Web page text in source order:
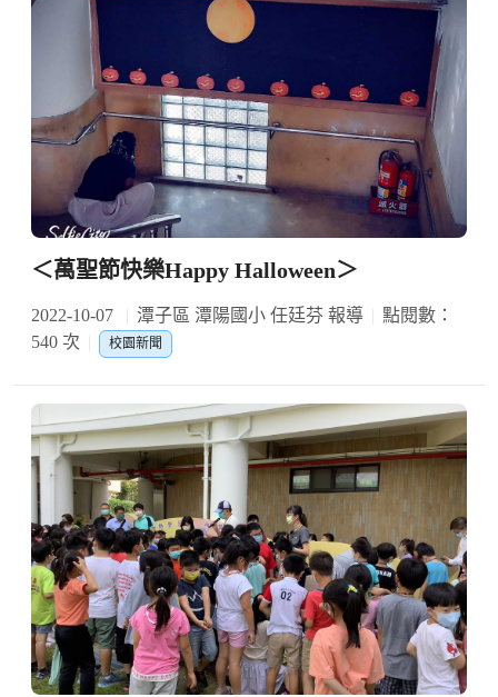
＜萬聖節快樂Happy Halloween＞
2022-10-07 潭子區 潭陽國小 任廷芬 報導
點閱數：
540 次
校園新聞